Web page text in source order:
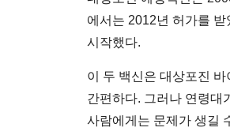
에서는 2012년 허가를 받
시작했다.
이 두 백신은 대상포진
간편하다. 그러나 연령대
사람에게는 문제가 생길